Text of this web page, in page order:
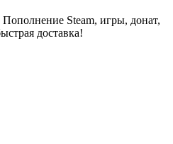
Steam, игры, донат,
доставка!